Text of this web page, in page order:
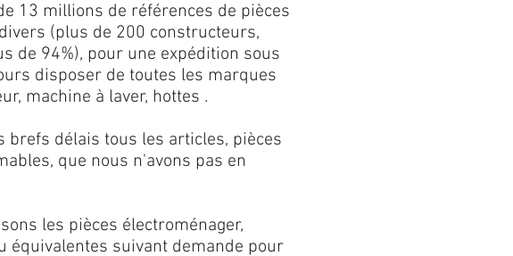
13 millions de références de pièces
(plus de 200 constructeurs,
de 94%), pour une expédition sous
disposer de toutes les marques
machine à laver, hottes .
brefs délais tous les articles, pièces
que nous n'avons pas en
les pièces électroménager,
équivalentes suivant demande pour